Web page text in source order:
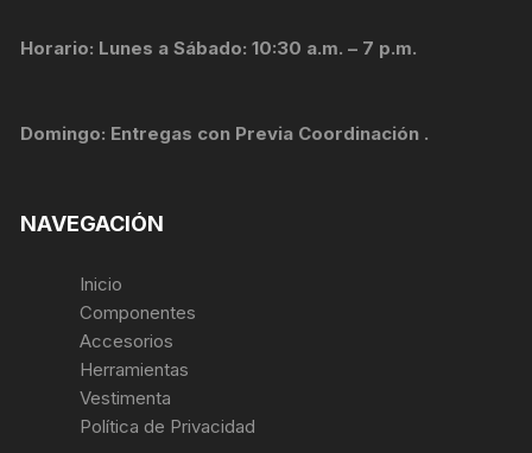
Horario: Lunes a Sábado: 10:30 a.m. – 7 p.m.
Domingo: Entregas con Previa Coordinación .
NAVEGACIÓN
Inicio
Componentes
Accesorios
Herramientas
Vestimenta
Política de Privacidad